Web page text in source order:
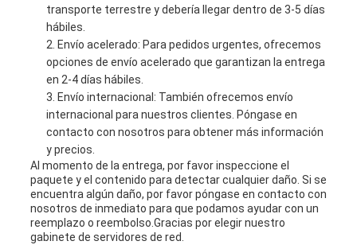
transporte terrestre y debería llegar dentro de 3-5 días
hábiles.
Envío acelerado: Para pedidos urgentes, ofrecemos
opciones de envío acelerado que garantizan la entrega
en 2-4 días hábiles.
Envío internacional: También ofrecemos envío
internacional para nuestros clientes. Póngase en
contacto con nosotros para obtener más información
y precios.
Al momento de la entrega, por favor inspeccione el
paquete y el contenido para detectar cualquier daño. Si se
encuentra algún daño, por favor póngase en contacto con
nosotros de inmediato para que podamos ayudar con un
reemplazo o reembolso.Gracias por elegir nuestro
gabinete de servidores de red.